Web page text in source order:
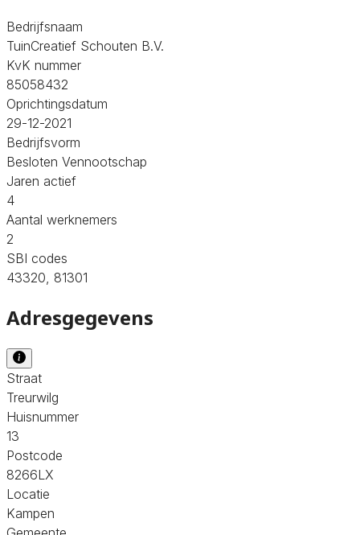
Bedrijfsnaam
TuinCreatief Schouten B.V.
KvK nummer
85058432
Oprichtingsdatum
29-12-2021
Bedrijfsvorm
Besloten Vennootschap
Jaren actief
4
Aantal werknemers
2
SBI codes
43320, 81301
Adresgegevens
Straat
Treurwilg
Huisnummer
13
Postcode
8266LX
Locatie
Kampen